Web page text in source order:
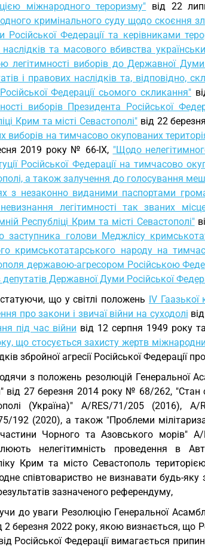
міжнародного тероризму" від 22
кримінального суду щодо скоєння
Російської Федерації та керівниками
та масового вбивства
легітимності виборів до Державної
і правових наслідків та,
Федерації сьомого скликання"
виборів Президента Російської
Крим та місті Севастополі" від 22
виборів на тимчасово окупованих
2019 року № 66-IX, "Щодо
Російської Федерації на тимчасово
а також залучення до голосування
з незаконно виданими паспортами
легітимності так званих
Республіці Крим та місті Севастополі"
заступника голови Меджлісу
кримськотатарського народу на
державою-агресором Російською
депутатів Державної Думи Російської
що у світлі положень IV Гаазької
про закони і звичаї війни на суходолі
під час війни від 12 серпня 1949 року та
що стосується захисту жертв
збройної агресії Російської Федерації
з положень резолюцій Генеральної
від 27 березня 2014 року № 68/262, "Стан
(Україна)" A/RES/71/205 (2016),
192 (2020), а також "Проблеми
Чорного та Азовського морів"
нелегітимність проведення в
Крим та місто Севастополь
співтовариство не визнавати будь-
зазначеного референдуму,
до уваги Резолюцію Генеральної
2 березня 2022 року, якою визнається, що
Російської Федерації вимагається